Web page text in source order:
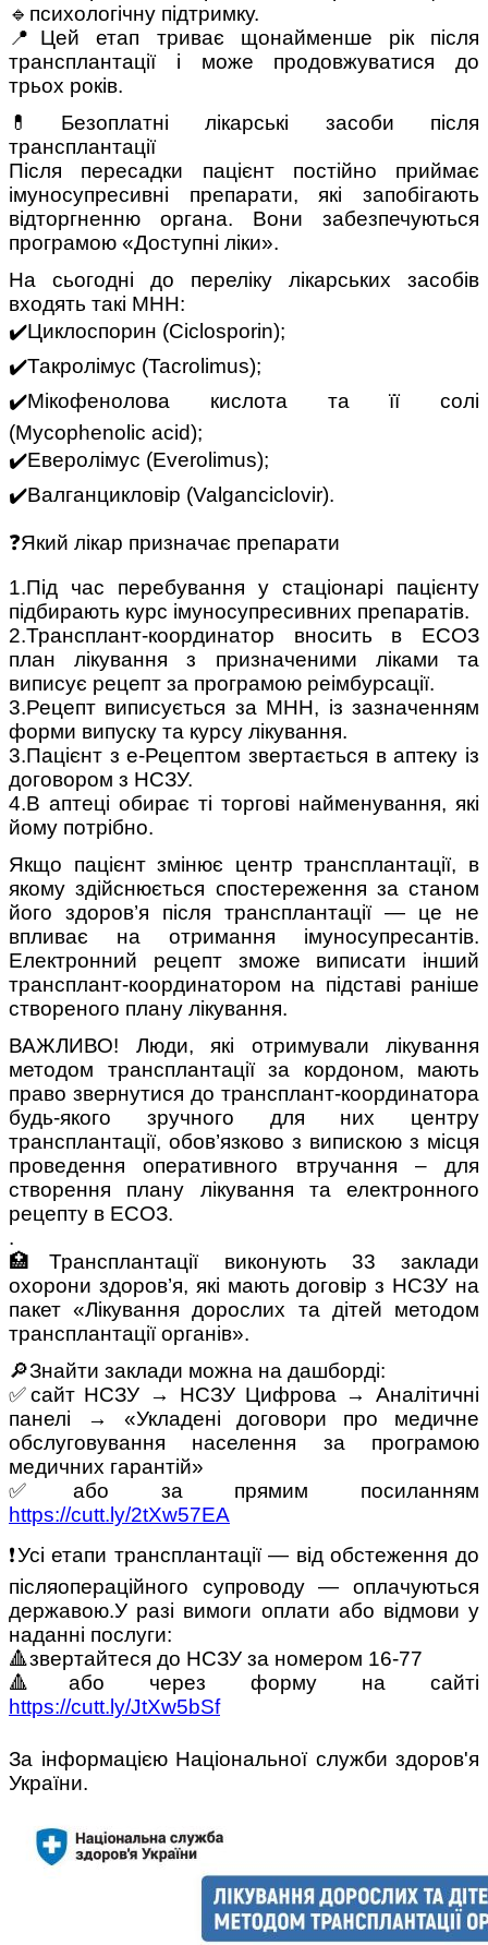
🔹психологічну підтримку.
📍Цей етап триває щонайменше рік після
трансплантації і може продовжуватися до
трьох років.
💊Безоплатні лікарські засоби після
трансплантації
Після пересадки пацієнт постійно приймає
імуносупресивні препарати, які запобігають
відторгненню органа. Вони забезпечуються
програмою «Доступні ліки».
На сьогодні до переліку лікарських засобів
входять такі МНН:
✔️Циклоспорин (Ciclosporin);
✔️Такролімус (Tacrolimus);
✔️Мікофенолова кислота та її солі
(Mycophenolic acid);
✔️Еверолімус (Everolimus);
✔️Валганцикловір (Valganciclovir).
❓Який лікар призначає препарати
1.Під час перебування у стаціонарі пацієнту
підбирають курс імуносупресивних препаратів.
2.Трансплант-координатор вносить в ЕСОЗ
план лікування з призначеними ліками та
виписує рецепт за програмою реімбурсації.
3.Рецепт виписується за МНН, із зазначенням
форми випуску та курсу лікування.
3.Пацієнт з е-Рецептом звертається в аптеку із
договором з НСЗУ.
4.В аптеці обирає ті торгові найменування, які
йому потрібно.
Якщо пацієнт змінює центр трансплантації, в
якому здійснюється спостереження за станом
його здоров’я після трансплантації — це не
впливає на отримання імуносупресантів.
Електронний рецепт зможе виписати інший
трансплант-координатором на підставі раніше
створеного плану лікування.
ВАЖЛИВО! Люди, які отримували лікування
методом трансплантації за кордоном, мають
право звернутися до трансплант-координатора
будь-якого зручного для них центру
трансплантації, обов’язково з випискою з місця
проведення оперативного втручання – для
створення плану лікування та електронного
рецепту в ЕСОЗ.
.
🏥Трансплантації виконують 33 заклади
охорони здоров’я, які мають договір з НСЗУ на
пакет «Лікування дорослих та дітей методом
трансплантації органів».
🔎Знайти заклади можна на дашборді:
✅сайт НСЗУ → НСЗУ Цифрова → Аналітичні
панелі → «Укладені договори про медичне
обслуговування населення за програмою
медичних гарантій»
✅або за прямим посиланням
https://cutt.ly/2tXw57EA
❗️Усі етапи трансплантації — від обстеження до
післяопераційного супроводу — оплачуються
державою.У разі вимоги оплати або відмови у
наданні послуги:
🔺звертайтеся до НСЗУ за номером 16-77
🔺або через форму на сайті
https://cutt.ly/JtXw5bSf
За інформацією Національної служби здоров'я
України.